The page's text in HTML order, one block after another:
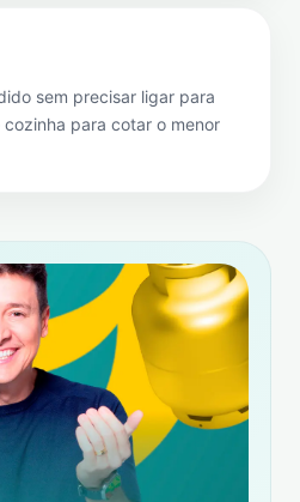
sem precisar ligar para
para cotar o menor